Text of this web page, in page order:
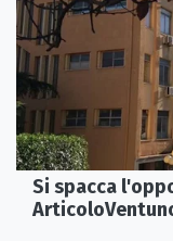
Si spacca